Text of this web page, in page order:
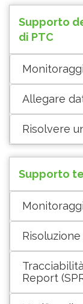
Supporto
di PTC
Allegare
Risolvere
Supporto
Report